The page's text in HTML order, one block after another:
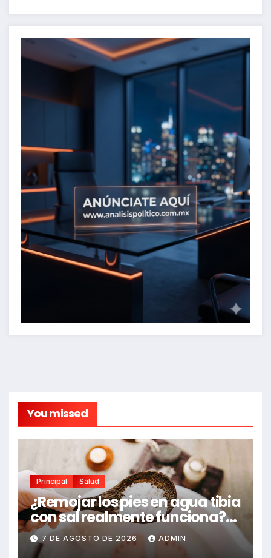
You missed
Principal Salud
¿Remojar los pies en agua tibia
con sal realmente funciona?
Estos son sus beneficios,
según expertos
7 DE AGOSTO DE 2026 ADMIN